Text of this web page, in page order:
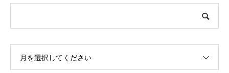
月を選択してください